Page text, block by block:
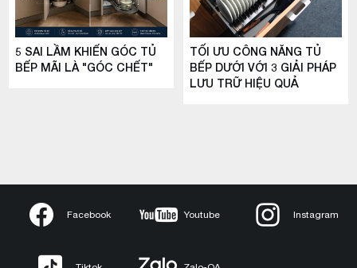
5 SAI LẦM KHIẾN GÓC TỦ
BẾP MÃI LÀ "GÓC CHẾT"
TỐI ƯU CÔNG NĂNG TỦ
BẾP DƯỚI VỚI 3 GIẢI PHÁP
LƯU TRỮ HIỆU QUẢ
Facebook Youtube Instagram